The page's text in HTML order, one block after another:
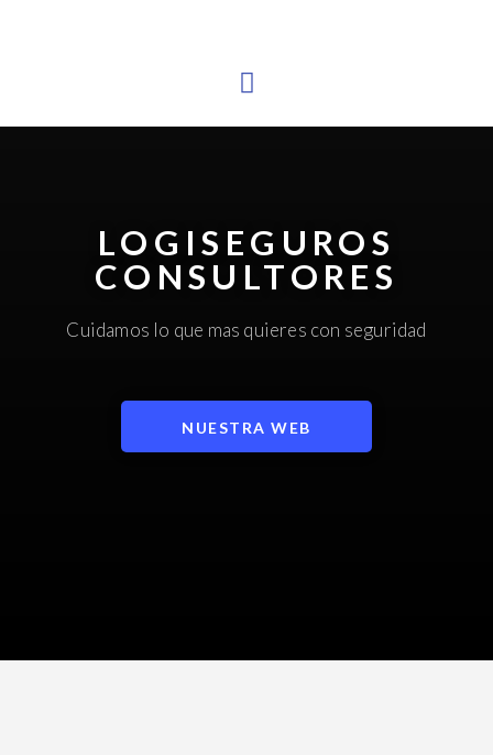
LOGISEGUROS
CONSULTORES
Cuidamos lo que mas quieres con seguridad
NUESTRA WEB